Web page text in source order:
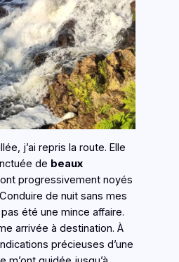
j’ai repris la route. Elle
de beaux
progressivement noyés
de nuit sans mes
été une mince affaire.
arrivée à destination. À
précieuses d’une